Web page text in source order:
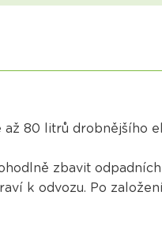
až 80 litrů drobnějšího
zbavit
k odvozu. Po založení